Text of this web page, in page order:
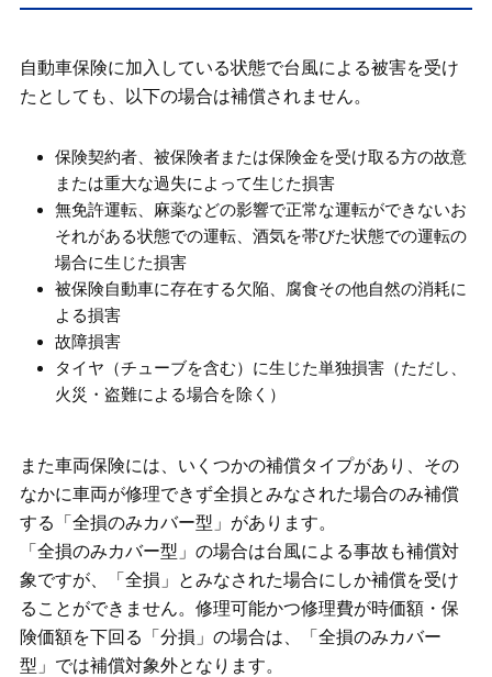
自動車保険に加入している状態で台風による被害を受け
たとしても、以下の場合は補償されません。
保険契約者、被保険者または保険金を受け取る方の故意
または重大な過失によって生じた損害
無免許運転、麻薬などの影響で正常な運転ができないお
それがある状態での運転、酒気を帯びた状態での運転の
場合に生じた損害
被保険自動車に存在する欠陥、腐食その他自然の消耗に
よる損害
故障損害
タイヤ（チューブを含む）に生じた単独損害（ただし、
火災・盗難による場合を除く）
また車両保険には、いくつかの補償タイプがあり、その
なかに車両が修理できず全損とみなされた場合のみ補償
する「全損のみカバー型」があります。
「全損のみカバー型」の場合は台風による事故も補償対
象ですが、「全損」とみなされた場合にしか補償を受け
ることができません。修理可能かつ修理費が時価額・保
険価額を下回る「分損」の場合は、「全損のみカバー
型」では補償対象外となります。